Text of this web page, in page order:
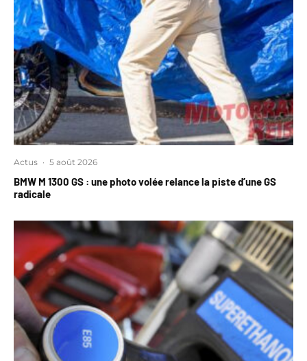
Actus · 5 août 2026
BMW M 1300 GS : une photo volée relance la piste d’une GS
radicale